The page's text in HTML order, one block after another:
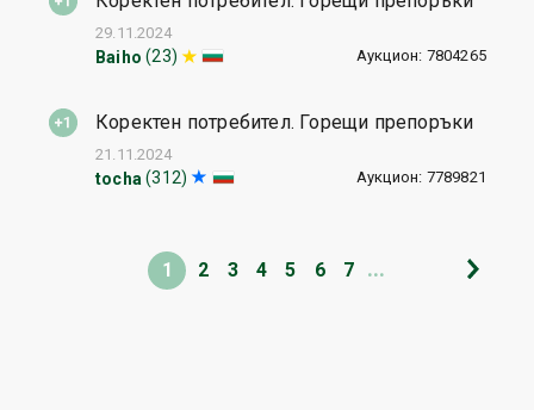
Baiho (23) Аукцион: 7804265
29.11.2024
Коректен потребител. Горещи препоръки
tocha (312) Аукцион: 7789821
21.11.2024
1 2 3 4 5 6 7 ...